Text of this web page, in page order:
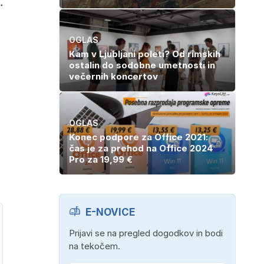
OGLAS
Kam v Ljubljani poleti? Od rimskih
ostalin do sodobne umetnosti in
večernih koncertov
OGLAS
Konec podpore za Office 2021:
čas je za prehod na Office 2024
Pro za 19,99 €
E-NOVICE
Prijavi se na pregled dogodkov in bodi
na tekočem.